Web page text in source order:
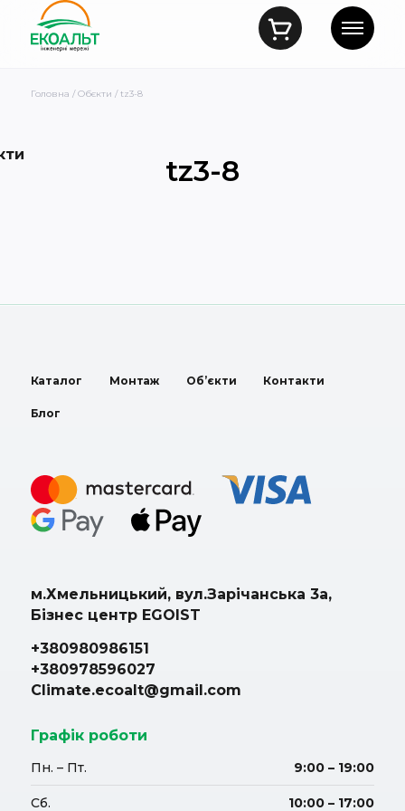
Головна /Обєкти / tz3-8
tz3-8
Каталог Монтаж Об’єкти Контакти
Блог
м.Хмельницький, вул.Зарічанська 3а,
Бізнес центр EGOIST
+380980986151
+380978596027
Climate.ecoalt@gmail.com
Графік роботи
Пн. – Пт. 9:00 – 19:00
Сб. 10:00 – 17:00